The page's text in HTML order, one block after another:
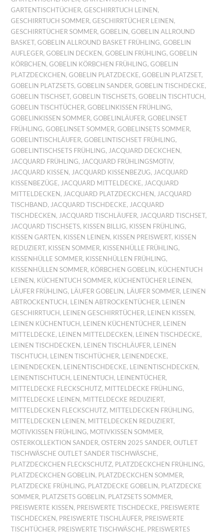
GARTENTISCHTÜCHER,GESCHIRRTUCH LEINEN ,
GESCHIRRTUCH SOMMER,GESCHIRRTÜCHER LEINEN ,
GESCHIRRTÜCHER SOMMER,GOBELIN ,GOBELIN ALLROUND
BASKET,GOBELIN ALLROUND BASKET FRÜHLING,GOBELIN
AUFLEGER,GOBELIN DECKEN ,GOBELIN FRÜHLING,GOBELIN
KÖRBCHEN ,GOBELIN KÖRBCHEN FRÜHLING,GOBELIN
PLATZDECKCHEN ,GOBELIN PLATZDECKE,GOBELIN PLATZSET,
GOBELIN PLATZSETS,GOBELIN SANDER,GOBELIN TISCHDECKE,
GOBELIN TISCHSET,GOBELIN TISCHSETS,GOBELIN TISCHTUCH ,
GOBELIN TISCHTÜCHER,GOBELINKISSEN FRÜHLING,
GOBELINKISSEN SOMMER,GOBELINLÄUFER,GOBELINSET
FRÜHLING,GOBELINSET SOMMER,GOBELINSETS SOMMER,
GOBELINTISCHLÄUFER,GOBELINTISCHSET FRÜHLING,
GOBELINTISCHSETS FRÜHLING, JACQUARD DECKCHEN ,
JACQUARD FRÜHLING, JACQUARD FRÜHLINGSMOTIV,
JACQUARD KISSEN , JACQUARD KISSENBEZUG, JACQUARD
KISSENBEZÜGE, JACQUARD MITTELDECKE, JACQUARD
MITTELDECKEN , JACQUARD PLATZDECKCHEN , JACQUARD
TISCHBAND, JACQUARD TISCHDECKE, JACQUARD
TISCHDECKEN , JACQUARD TISCHLÄUFER, JACQUARD TISCHSET,
JACQUARD TISCHSETS, KISSEN BILLIG, KISSEN FRÜHLING,
KISSEN GARTEN , KISSEN LEINEN , KISSEN PREISWERT, KISSEN
REDUZIERT, KISSEN SOMMER, KISSENHÜLLE FRÜHLING,
KISSENHÜLLE SOMMER, KISSENHÜLLEN FRÜHLING,
KISSENHÜLLEN SOMMER, KÖRBCHEN GOBELIN , KÜCHENTUCH
LEINEN , KÜCHENTUCH SOMMER, KÜCHENTÜCHER LEINEN ,
LÄUFER FRÜHLING, LÄUFER GOBELIN , LÄUFER SOMMER,
LEINEN
ABTROCKENTUCH , LEINEN ABTROCKENTÜCHER,
LEINEN
GESCHIRRTUCH , LEINEN GESCHIRRTÜCHER, LEINEN KISSEN ,
LEINEN KÜCHENTUCH , LEINEN KÜCHENTÜCHER,
LEINEN
MITTELDECKE, LEINEN MITTELDECKEN , LEINEN TISCHDECKE,
LEINEN TISCHDECKEN , LEINEN TISCHLÄUFER,
LEINEN
TISCHTUCH , LEINEN TISCHTÜCHER, LEINENDECKE,
LEINENDECKEN , LEINENTISCHDECKE, LEINENTISCHDECKEN ,
LEINENTISCHTUCH , LEINENTUCH , LEINENTÜCHER,
MITTELDECKE FLECKSCHUTZ, MITTELDECKE FRÜHLING,
MITTELDECKE LEINEN , MITTELDECKE REDUZIERT,
MITTELDECKEN FLECKSCHUTZ, MITTELDECKEN FRÜHLING,
MITTELDECKEN LEINEN , MITTELDECKEN REDUZIERT,
MOTIVKISSEN FRÜHLING, MOTIVKISSEN SOMMER,
OSTERKOLLEKTION SANDER,OSTERN 2025 SANDER,OUTLET
TISCHWÄSCHE OUTLET SANDER TISCHWÄSCHE,
PLATZDECKCHEN FLECKSCHUTZ, PLATZDECKCHEN FRÜHLING,
PLATZDECKCHEN GOBELIN , PLATZDECKCHEN SOMMER,
PLATZDECKE FRÜHLING, PLATZDECKE GOBELIN , PLATZDECKE
SOMMER, PLATZSETS GOBELIN , PLATZSETS SOMMER,
PREISWERTE KISSEN , PREISWERTE TISCHDECKE, PREISWERTE
TISCHDECKEN , PREISWERTE TISCHLÄUFER, PREISWERTE
TISCHTÜCHER, PREISWERTE TISCHWÄSCHE, PREISWERTES